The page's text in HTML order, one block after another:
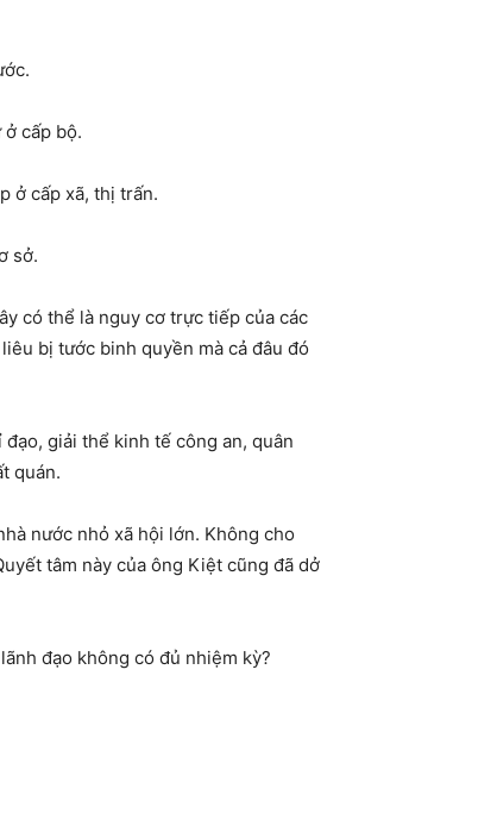
cấp bộ.
ở cấp xã, thị trấn.
sở.
có thể là nguy cơ trực tiếp của các
bị tước binh quyền mà cả đâu đó
giải thể kinh tế công an, quân
quán.
nước nhỏ xã hội lớn. Không cho
tâm này của ông Kiệt cũng đã dở
đạo không có đủ nhiệm kỳ?